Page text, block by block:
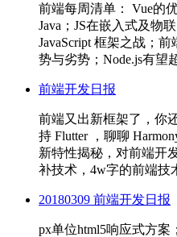
前端每周清单： Vue的
Java；JS在嵌入式及物
JavaScript 框架之战；
势与劣势；Node.js有望
前端开发日报
前端又出新框架了，你
持 Flutter ，聊聊
新特性揭秘，对前端开
补技术，4w字的前端技
20180309 前端开发日报
px单位html5响应式方案